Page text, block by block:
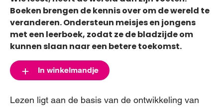
Boeken brengen de kennis over om de wereld te
veranderen. Ondersteun meisjes en jongens
met een leerboek, zodat ze de bladzijde om
kunnen slaan naar een betere toekomst.
In winkelmandje
Lezen ligt aan de basis van de ontwikkeling van